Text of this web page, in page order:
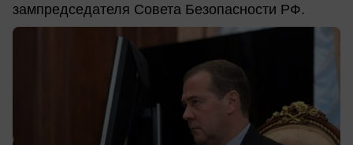
зампредседателя Совета Безопасности РФ.